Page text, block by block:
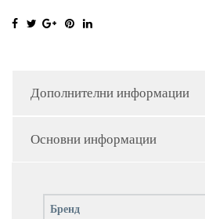
Дополнителни информации
Основни информации
Бренд